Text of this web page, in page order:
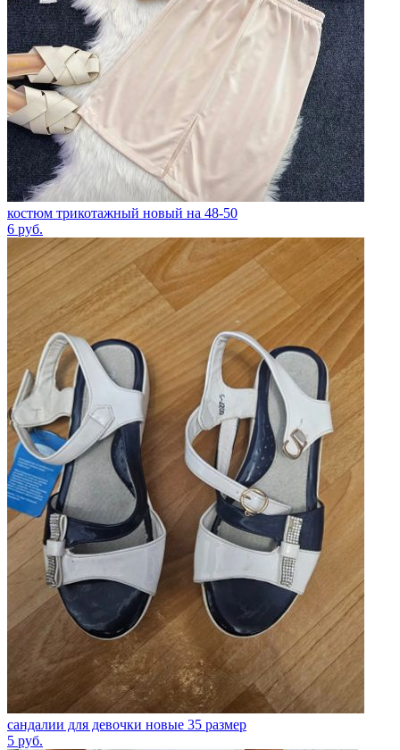
костюм трикотажный новый на 48-50
6 руб.
сандалии для девочки новые 35 размер
5 руб.